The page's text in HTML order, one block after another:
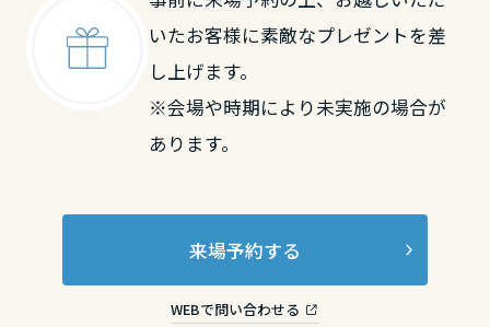
いたお客様に素敵なプレゼントを差
し上げます。
※会場や時期により未実施の場合が
あります。
来場予約する
WEBで問い合わせる